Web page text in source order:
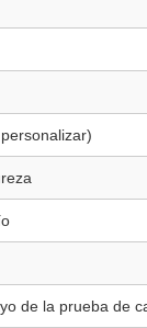
de la prueba de